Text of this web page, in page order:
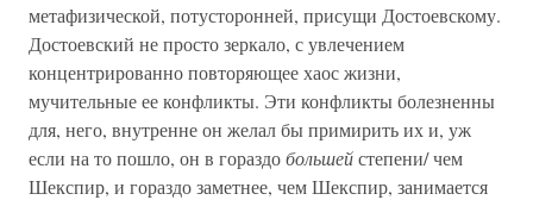
метафизической, потусторонней, присущи Достоевскому.
Достоевский не просто зеркало, с увлечением
концентрированно повторяющее хаос жизни,
мучительные ее конфликты. Эти конфликты болезненны
для, него, внутренне он желал бы примирить их и, уж
если на то пошло, он в гораздобольшейстепени/ чем
Шекспир, и гораздо заметнее, чем Шекспир, занимается